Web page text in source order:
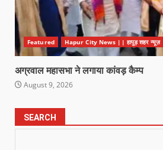
Featured Hapur City News || हापुड़ शहर न्यूज़
अग्रवाल महासभा ने लगाया कांवड़ कैम्प
August 9, 2026
SEARCH